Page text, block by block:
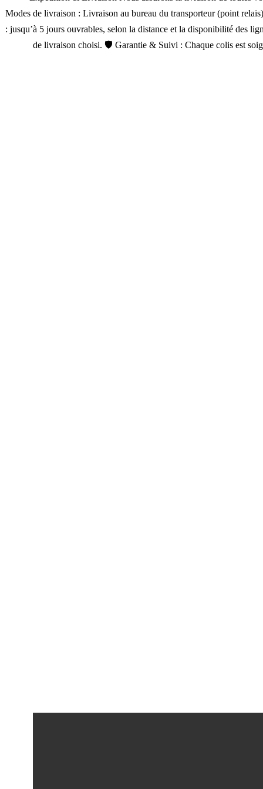
Modes de livraison : Livraison au bureau du transporteur (point
: jusqu’à 5 jours ouvrables, selon la distance et la disponibilité des
de livraison choisi. 🛡 Garantie & Suivi : Chaque colis est